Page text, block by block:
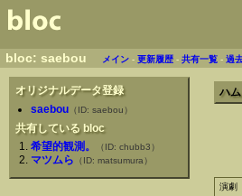
bloc: saebou メイン -更新履歴 -共有一覧 -過
オリジナルデータ登録
saebou（ID: saebou）
共有している bloc
希望的観測。
（ID: chubb3）
マツムら （ID: matsumura）
ハ
演劇